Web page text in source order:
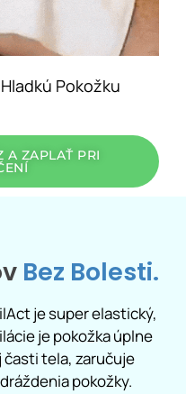
Pokožku
A ZAPLAŤ PRI
Bez Bolesti.
je super elastický,
je pokožka úplne
časti tela, zaručuje
pokožky.